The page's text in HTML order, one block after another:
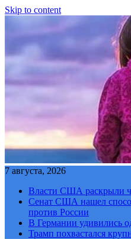
Skip to content
7 августа, 2026
Власти США раскрыли
Сенат США нашел
против России
В Германии удивились
Трамп похвастался